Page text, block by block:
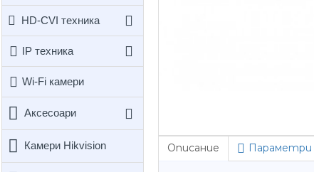
HD-CVI техника
IP техника
Wi-Fi камери
Аксесоари
Камери Hikvision Описание Параметри